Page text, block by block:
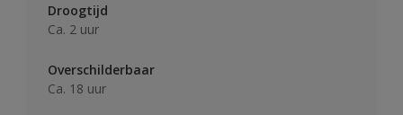
Droogtijd
Ca. 2 uur
Overschilderbaar
Ca. 18 uur